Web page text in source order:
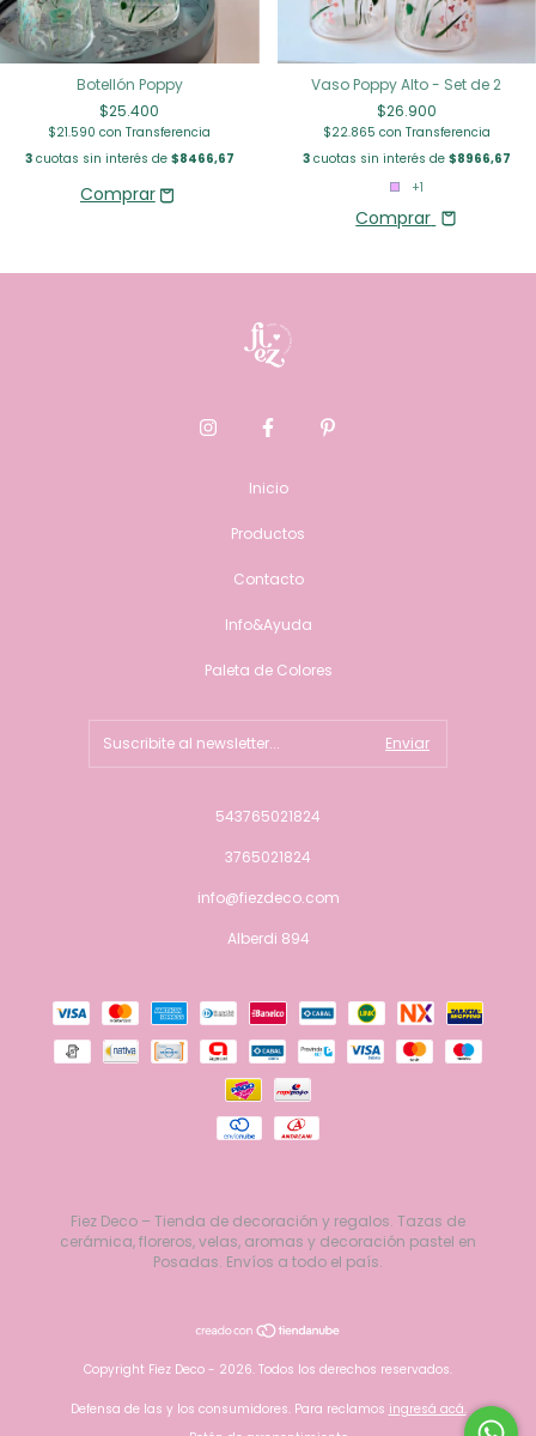
Botellón Poppy
$25.400
$21.590con Transferencia
3cuotas sin interés de $8466,67
Vaso Poppy Alto - Set de 2
$26.900
$22.865 con Transferencia
3cuotas sin interés de $8966,67
+1
Comprar
Inicio
Productos
Contacto
Info&Ayuda
Paleta de Colores
543765021824
3765021824
info@fiezdeco.com
Alberdi 894
Fiez Deco – Tienda de decoración y regalos. Tazas de
cerámica, floreros, velas, aromas y decoración pastel en
Posadas. Envíos a todo el país.
Copyright Fiez Deco - 2026. Todos los derechos reservados.
Defensa de las y los consumidores. Para reclamos ingresá acá.